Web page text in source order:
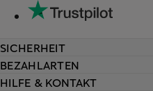
HILFE & KONTAKT
SICHERHEIT
BEZAHLARTEN